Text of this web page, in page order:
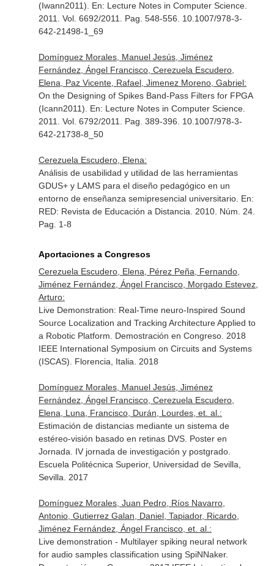
(Iwann2011). En: Lecture Notes in Computer Science.
2011. Vol. 6692/2011. Pag. 548-556. 10.1007/978-3-
642-21498-1_69
Domínguez Morales, Manuel Jesús, Jiménez
Fernández, Ángel Francisco, Cerezuela Escudero,
Elena, Paz Vicente, Rafael, Jimenez Moreno, Gabriel:
On the Designing of Spikes Band-Pass Filters for FPGA
(Icann2011). En: Lecture Notes in Computer Science.
2011. Vol. 6792/2011. Pag. 389-396. 10.1007/978-3-
642-21738-8_50
Cerezuela Escudero, Elena:
Análisis de usabilidad y utilidad de las herramientas
GDUS+ y LAMS para el diseño pedagógico en un
entorno de enseñanza semipresencial universitario. En:
RED: Revista de Educación a Distancia . 2010. Núm. 24.
Pag. 1-8
Aportaciones a Congresos
Cerezuela Escudero, Elena, Pérez Peña, Fernando,
Jiménez Fernández, Ángel Francisco, Morgado Estevez,
Arturo:
Live Demonstration: Real-Time neuro-Inspired Sound
Source Localization and Tracking Architecture Applied to
a Robotic Platform. Demostración en Congreso. 2018
IEEE International Symposium on Circuits and Systems
(ISCAS). Florencia, Italia. 2018
Domínguez Morales, Manuel Jesús, Jiménez
Fernández, Ángel Francisco, Cerezuela Escudero,
Elena, Luna, Francisco, Durán, Lourdes, et. al.:
Estimación de distancias mediante un sistema de
estéreo-visión basado en retinas DVS. Poster en
Jornada. IV jornada de investigación y postgrado.
Escuela Politécnica Superior, Universidad de Sevilla,
Sevilla. 2017
Domínguez Morales, Juan Pedro, Ríos Navarro,
Antonio, Gutierrez Galan, Daniel, Tapiador, Ricardo,
Jiménez Fernández, Ángel Francisco, et. al.:
Live demonstration - Multilayer spiking neural network
for audio samples classification using SpiNNaker.